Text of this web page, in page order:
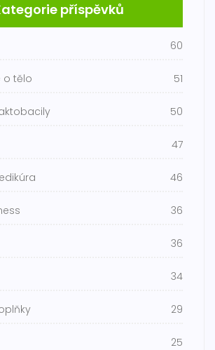
příspěvků
60
o tělo 51
50
47
46
36
36
34
29
25